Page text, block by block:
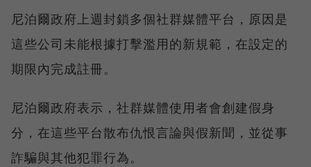
尼泊爾政府上週封鎖多個社群媒體平台，原因是
這些公司未能根據打擊濫用的新規範，在設定的
期限內完成註冊。
尼泊爾政府表示，社群媒體使用者會創建假身
分，在這些平台散布仇恨言論與假新聞，並從事
詐騙與其他犯罪行為。